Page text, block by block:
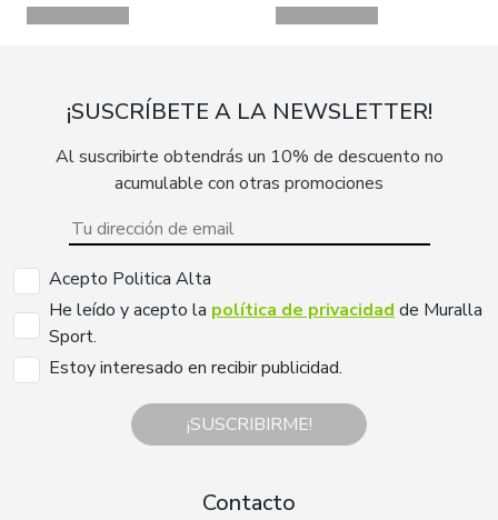
¡SUSCRÍBETE A LA NEWSLETTER!
Al suscribirte obtendrás un 10% de descuento no
acumulable con otras promociones
Acepto Politica Alta
He leído y acepto la política de privacidad de Muralla
Sport.
Estoy interesado en recibir publicidad.
¡SUSCRIBIRME!
Contacto